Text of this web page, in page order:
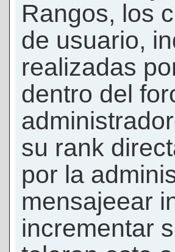
Rangos, los
de usuario,
realizadas
dentro del
su rank
por la
mensajeear
incrementar